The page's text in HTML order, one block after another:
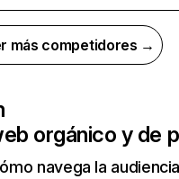
más competidores →
orgánico y de
navega la